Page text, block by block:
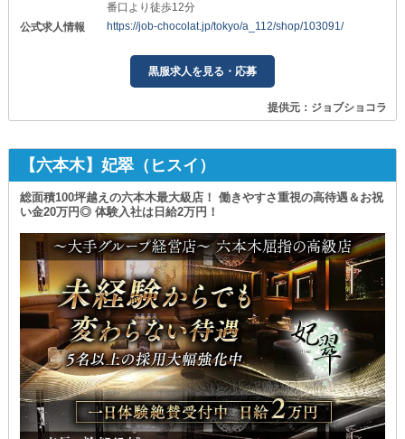
番口より徒歩12分
公式求人情報
https://job-chocolat.jp/tokyo/a_112/shop/103091/
黒服求人を見る・応募
提供元：ジョブショコラ
【六本木】妃翠（ヒスイ）
総面積100坪越えの六本木最大級店！ 働きやすさ重視の高待遇＆お祝
い金20万円◎ 体験入社は日給2万円！